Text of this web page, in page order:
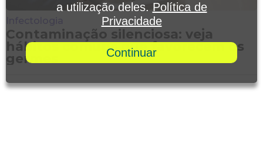
Contaminação silenciosa: veja
hábitos comuns que favorecem os
germes
a utilização deles. Política de
Privacidade
Continuar